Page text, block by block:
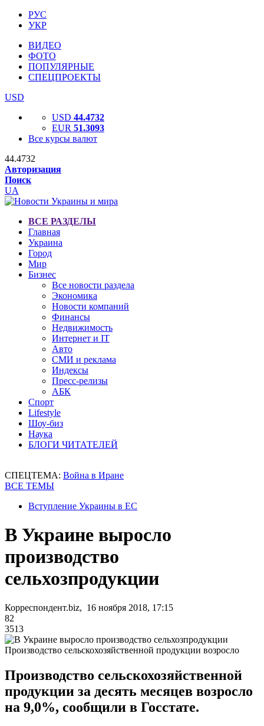
РУС
УКР
ВИДЕО
ФОТО
ПОПУЛЯРНЫЕ
СПЕЦПРОЕКТЫ
USD
USD 44.4732
EUR 51.3093
Все курсы валют
44.4732
Авторизация
Поиск
UA
ВСЕ РАЗДЕЛЫ
Главная
Украина
Город
Мир
Бизнес
Все новости раздела
Экономика
Новости компаний
Финансы
Недвижимость
Интернет и IT
Авто
СМИ и реклама
Индексы
Пресс-релизы
АБК
Спорт
Lifestyle
Шоу-биз
Наука
БЛОГИ ЧИТАТЕЛЕЙ
СПЕЦТЕМА: Война в Иране
ВСЕ ТЕМЫ
Вступление Украины в ЕС
В Украине выросло
производство
сельхозпродукции
Корреспондент.biz, 16 ноября 2018, 17:15
82
3513
Производство сельскохозяйственной продукции возросло
Производство сельскохозяйственной
продукции за десять месяцев возросло
на 9,0%, сообщили в Госстате.